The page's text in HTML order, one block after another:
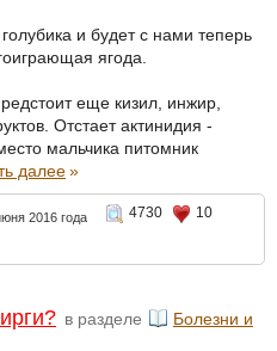
и будет с нами теперь
ягода.
еще кизил, инжир,
Отстает актинидия -
мальчика питомник
далее»
2016 года 4730
10
в разделе
Болезни и